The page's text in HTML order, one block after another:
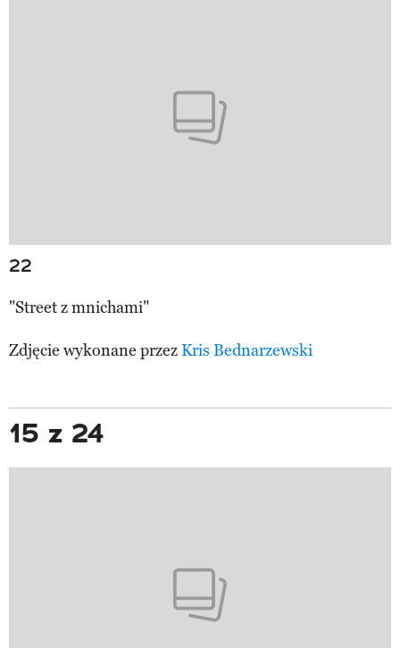
22
"Street z mnichami"
Zdjęcie wykonane przez Kris Bednarzewski
15 z 24